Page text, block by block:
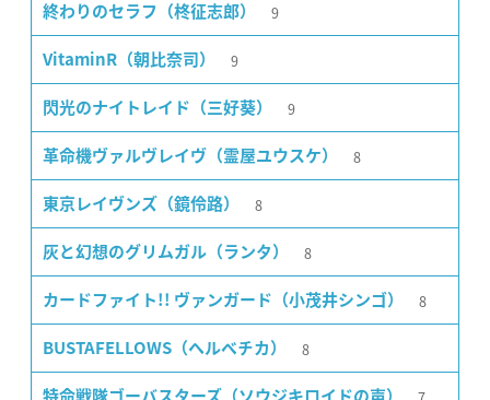
終わりのセラフ（柊征志郎） 9
VitaminR（朝比奈司） 9
閃光のナイトレイド（三好葵） 9
革命機ヴァルヴレイヴ（霊屋ユウスケ） 8
東京レイヴンズ（鏡伶路） 8
灰と幻想のグリムガル（ランタ） 8
カードファイト!! ヴァンガード（小茂井シンゴ） 8
BUSTAFELLOWS（ヘルベチカ） 8
特命戦隊ゴーバスターズ（ソウジキロイドの声）